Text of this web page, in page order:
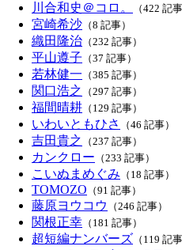
川合和史＠コロ。 （422 記事
宮崎希沙 （8 記事）
織田隆治 （232 記事）
平山遵子 （37 記事）
若林健一 （385 記事）
関口浩之 （297 記事）
福間晴耕 （129 記事）
いわいともひさ （46 記事）
吉田貴之 （237 記事）
カンクロー （233 記事）
こいぬまめぐみ （18 記事）
TOMOZO （91 記事）
藤原ヨウコウ （246 記事）
関根正幸 （181 記事）
超短編ナンバーズ （119 記事